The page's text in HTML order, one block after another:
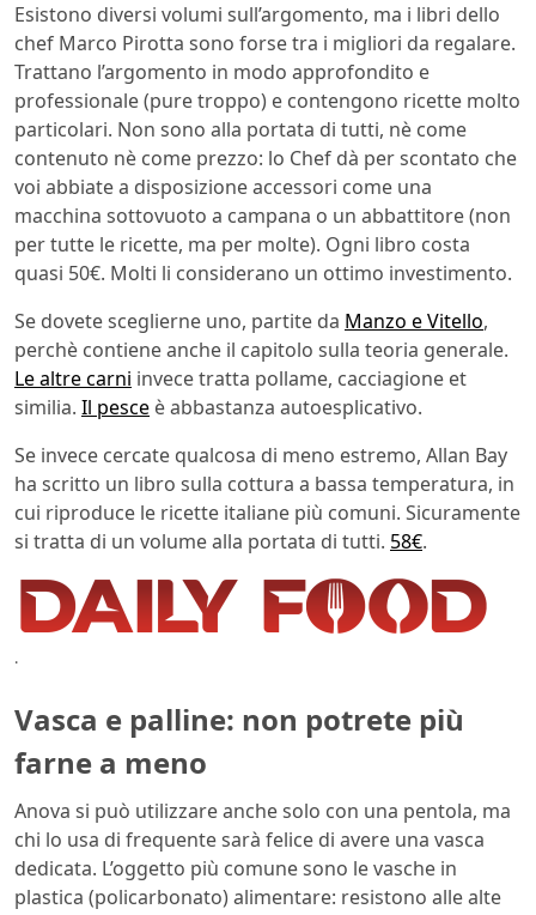
Esistono diversi volumi sull’argomento, ma i libri dello
chef Marco Pirotta sono forse tra i migliori da regalare.
Trattano l’argomento in modo approfondito e
professionale (pure troppo) e contengono ricette molto
particolari. Non sono alla portata di tutti, nè come
contenuto nè come prezzo: lo Chef dà per scontato che
voi abbiate a disposizione accessori come una
macchina sottovuoto a campana o un abbattitore (non
per tutte le ricette, ma per molte). Ogni libro costa
quasi 50€. Molti li considerano un ottimo investimento.
Se dovete sceglierne uno, partite da Manzo e Vitello,
perchè contiene anche il capitolo sulla teoria generale.
Le altre carni invece tratta pollame, cacciagione et
similia. Il pesce è abbastanza autoesplicativo.
Se invece cercate qualcosa di meno estremo, Allan Bay
ha scritto un libro sulla cottura a bassa temperatura, in
cui riproduce le ricette italiane più comuni. Sicuramente
si tratta di un volume alla portata di tutti. 58€.
.
Vasca e palline: non potrete più
farne a meno
Anova si può utilizzare anche solo con una pentola, ma
chi lo usa di frequente sarà felice di avere una vasca
dedicata. L’oggetto più comune sono le vasche in
plastica (policarbonato) alimentare: resistono alle alte